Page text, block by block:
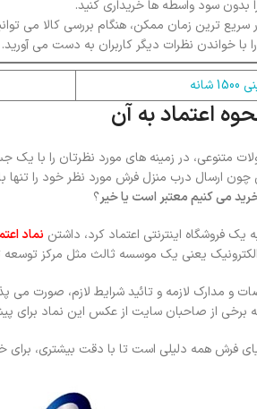
سود واسطه ها خریداری کنید.
سریع ترین زمان ممکن، هنگام بررسی کالا می
خواندن نظرات دیگر کاربران به دست می
اعتماد به آن
متنوعی، در زمینه های مورد نظرتان را با یک
ارسال درب منزل فرش مورد نظر خود را تنها
خرید می کنیم معتبر است یا خیر؟
فروشگاه اینترنتی اعتماد کرد، داشتن نماد
یعنی یک موسسه ثالث مثل مرکز توسعه
و مدارک لازمه و تائید شرایط لازم، صورت می
از صاحبان سایت از عکس این نماد برای
فرش همه دلیلی است تا با دقت بیشتری، برای